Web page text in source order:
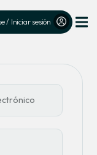
/ Iniciar sesión